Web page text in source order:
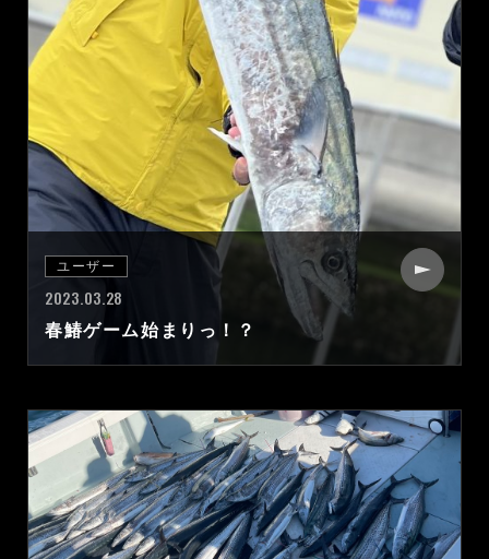
ユーザー
2023.03.28
春鰆ゲーム始まりっ！？